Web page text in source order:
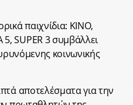
παιχνίδια: ΚΙΝΟ,
SUPER 3 συμβάλλει
κοινωνικής
αποτελέσματα για την